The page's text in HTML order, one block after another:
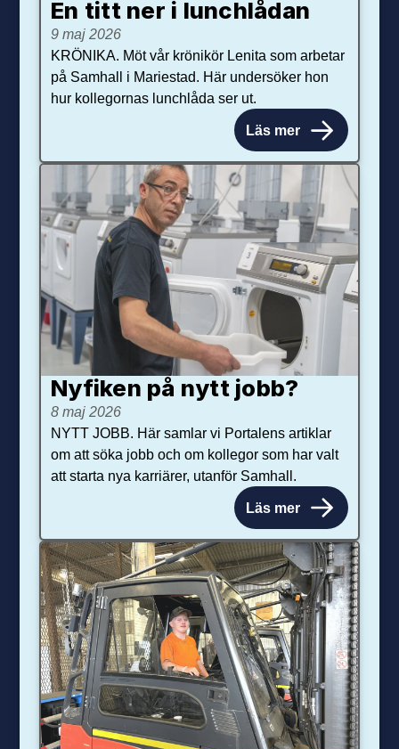
En titt ner i lunchlådan
9 maj 2026
KRÖNIKA. Möt vår krönikör Lenita som arbetar
på Samhall i Mariestad. Här undersöker hon
hur kollegornas lunchlåda ser ut.
Läs mer
Nyfiken på nytt jobb?
8 maj 2026
NYTT JOBB. Här samlar vi Portalens artiklar
om att söka jobb och om kollegor som har valt
att starta nya karriärer, utanför Samhall.
Läs mer